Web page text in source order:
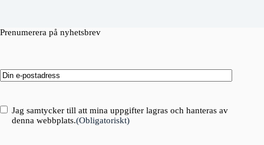
Prenumerera på nyhetsbrev
Email (Obligatoriskt)
Consent(Obligatoriskt)
Jag samtycker till att mina uppgifter lagras och hanteras av
denna webbplats.(Obligatoriskt)